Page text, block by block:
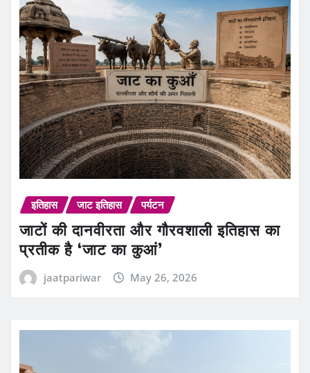
इतिहास जाट इतिहास पर्यटन
जाटों की दानवीरता और गौरवशाली इतिहास का
प्रतीक है ‘जाट का कुआं’
jaatpariwar May 26, 2026